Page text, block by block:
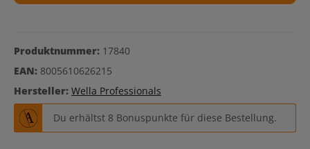
Produktnummer: 17840
EAN: 8005610626215
Hersteller: Wella Professionals
Du erhältst 8 Bonuspunkte für diese Bestellung.